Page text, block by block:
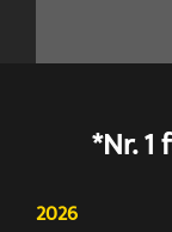
*Nr. 1
2026